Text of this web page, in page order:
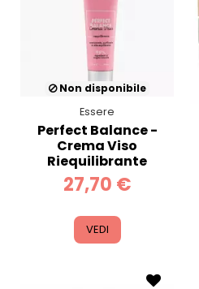
Non disponibile
Essere
Perfect Balance -
Crema Viso
Riequilibrante
27,70 €
VEDI